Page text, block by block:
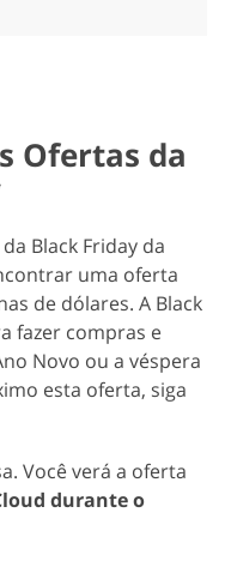
Ofertas da
Black Friday da
uma oferta
de dólares. A Black
fazer compras e
Novo ou a véspera
esta oferta, siga
Você verá a oferta
durante o